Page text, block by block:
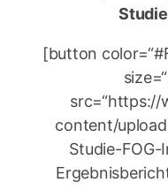
[button
src=“https://
content/
Studie-